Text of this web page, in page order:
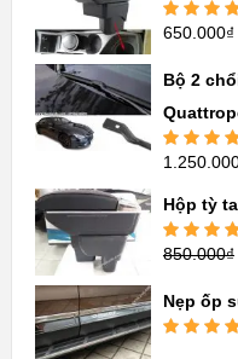
Được xếp
650.000₫
Bộ 2
Được xếp
sao
Hộp tỳ
Được xếp
850.000₫
Nẹp ốp